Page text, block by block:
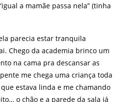
a mamãe passa nela” (tinha
parecia estar tranquila
Chego da academia brinco um
na cama pra descansar as
me chega uma criança toda
estava linda e me chamando
o chão e a parede da sala já